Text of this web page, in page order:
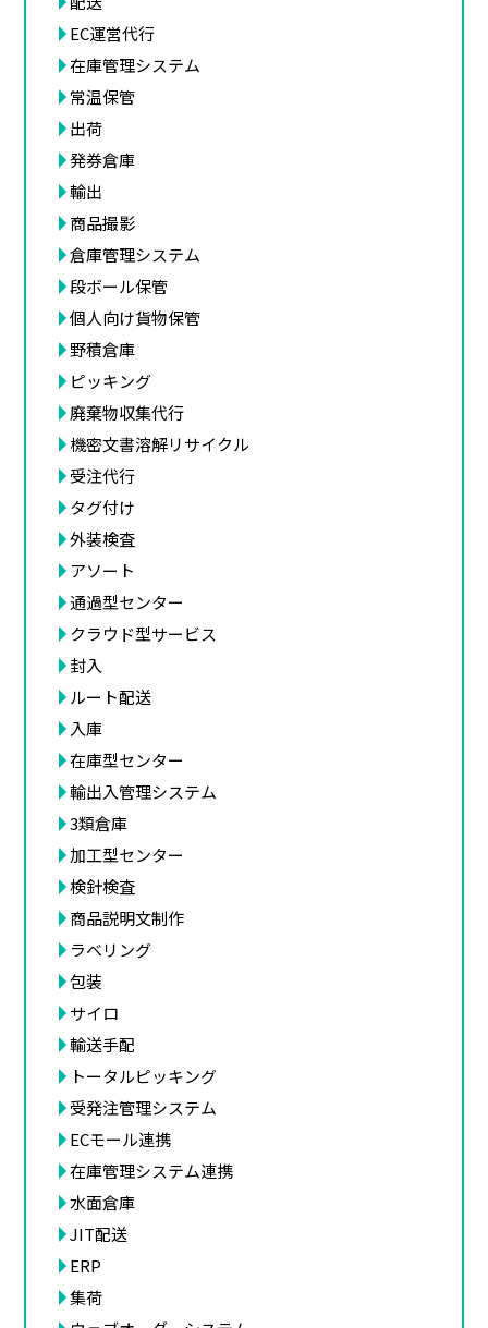
EC運営代行
在庫管理システム
常温保管
出荷
発券倉庫
輸出
商品撮影
倉庫管理システム
段ボール保管
個人向け貨物保管
野積倉庫
ピッキング
廃棄物収集代行
機密文書溶解リサイクル
受注代行
タグ付け
外装検査
アソート
通過型センター
クラウド型サービス
封入
ルート配送
入庫
在庫型センター
輸出入管理システム
3類倉庫
加工型センター
検針検査
商品説明文制作
ラベリング
包装
サイロ
輸送手配
トータルピッキング
受発注管理システム
ECモール連携
在庫管理システム連携
水面倉庫
JIT配送
ERP
集荷